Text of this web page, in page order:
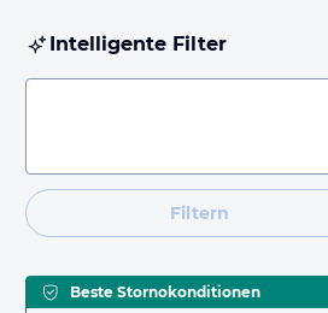
Intelligente Filter
Filtern
Beste Stornokonditionen